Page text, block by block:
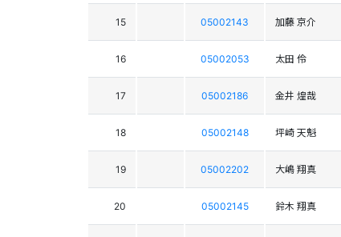
15 05002143 加藤 京介
16 05002053 太田 伶
17 05002186 金井 煌哉
18 05002148 坪崎 天魁
19 05002202 大嶋 翔真
20 05002145 鈴木 翔真